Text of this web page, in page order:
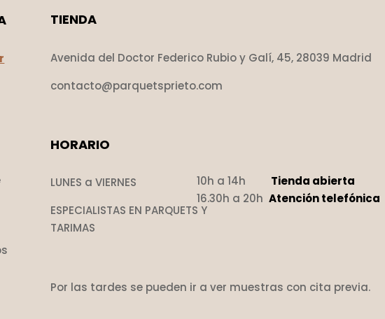
TIENDA
Avenida del Doctor Federico Rubio y Galí, 45, 28039 Madrid
contacto@parquetsprieto.com
HORARIO
LUNES a VIERNES
ESPECIALISTAS EN PARQUETS Y
TARIMAS
10h a 14h Tienda abierta
16.30h a 20h Atención telefónica
Por las tardes se pueden ir a ver muestras con cita previa.